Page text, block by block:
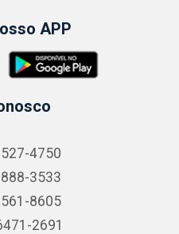
APP
4750
3533
8605
2691